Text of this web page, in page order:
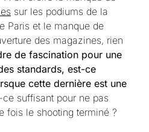
sur les podiums de la
Paris et le manque de
des magazines, rien
de fascination pour une
standards, est-ce
cette dernière est une
ce suffisant pour ne pas
fois le shooting terminé ?